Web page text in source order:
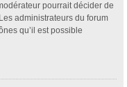
pourrait décider de
administrateurs du forum
qu’il est possible